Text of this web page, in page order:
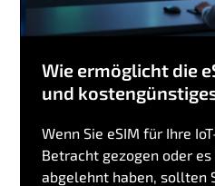
Wie ermöglicht die
und
Wenn Sie eSIM für Ihre
Betracht gezogen oder
abgelehnt haben, sollten